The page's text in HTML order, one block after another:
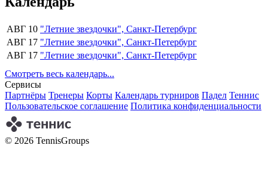
АВГ 10 "Летние звездочки", Санкт-Петербург
АВГ 17 "Летние звездочки", Санкт-Петербург
АВГ 17 "Летние звездочки", Санкт-Петербург
Смотреть весь календарь...
Сервисы
Партнёры Тренеры Корты Календарь турниров Падел Теннис
Пользовательское соглашение Политика конфиденциальности
© 2026 TennisGroups